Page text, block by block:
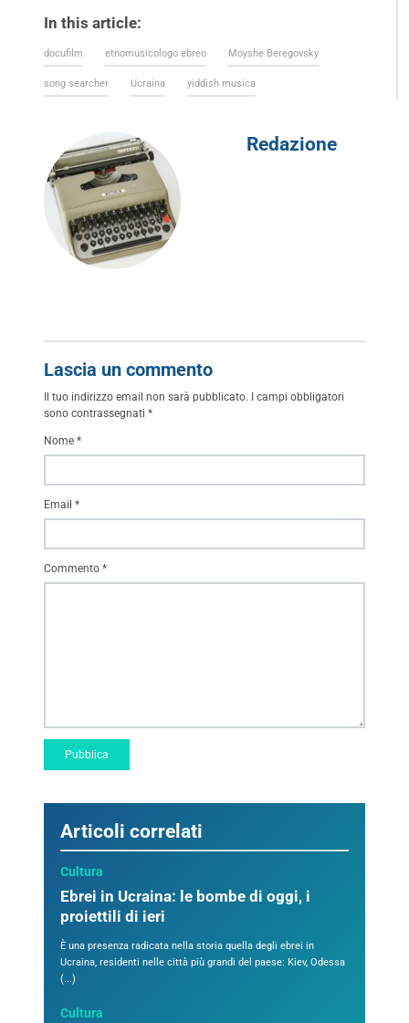
Articoli correlati
Cultura
Ebrei in Ucraina: le bombe di oggi, i
proiettili di ieri
È una presenza radicata nella storia quella degli ebrei in
Ucraina, residenti nelle città più grandi del paese: Kiev, Odessa
(...)
Cultura
In this article:
docufilm etnomusicologo ebreo Moyshe Beregovsky
song searcher Ucraina yiddish musica
Redazione
Lascia un commento
Il tuo indirizzo email non sarà pubblicato. I campi obbligatori
sono contrassegnati *
Commento *
Nome *
Email *